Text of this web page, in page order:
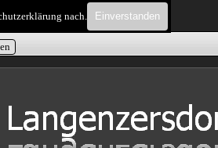
nach. Einverstanden